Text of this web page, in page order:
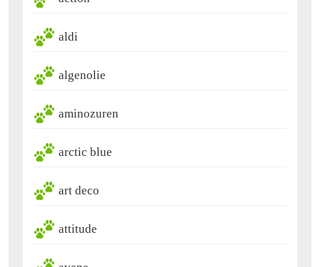
aldi
algenolie
aminozuren
arctic blue
art deco
attitude